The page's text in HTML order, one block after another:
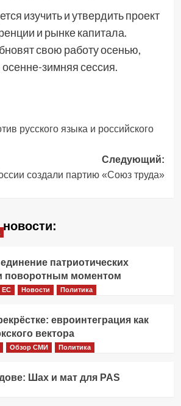
изучить и утвердить проект
и рынке капитала.
свою работу осенью,
осенне-зимняя сессия.
русского языка и российского
Следующий:
создали партию «Союз труда»
патриотических
поворотным моментом
ЕС Новости Политика
евроинтеграция как
вектора
Обзор СМИ Политика
Шах и мат для PAS